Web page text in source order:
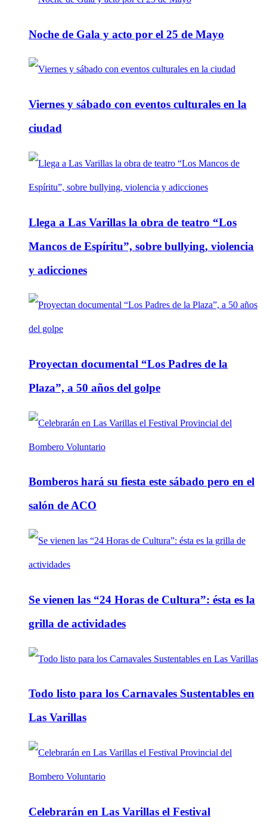
Noche de Gala y acto por el 25 de Mayo
Viernes y sábado con eventos culturales en la
ciudad
Llega a Las Varillas la obra de teatro “Los
Mancos de Espíritu”, sobre bullying, violencia
y adicciones
Proyectan documental “Los Padres de la
Plaza”, a 50 años del golpe
Bomberos hará su fiesta este sábado pero en el
salón de ACO
Se vienen las “24 Horas de Cultura”: ésta es la
grilla de actividades
Todo listo para los Carnavales Sustentables en
Las Varillas
Celebrarán en Las Varillas el Festival